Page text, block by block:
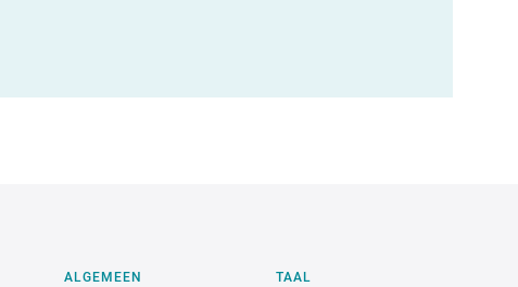
ALGEMEEN TAAL